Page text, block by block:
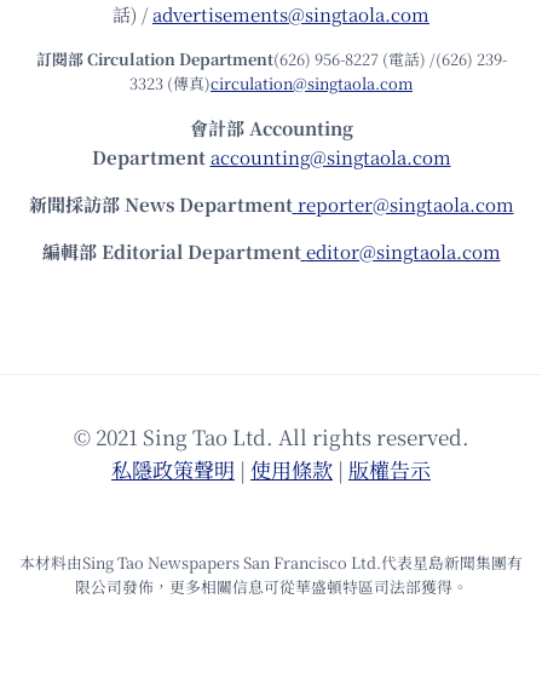
話) /advertisements@singtaola.com
訂閱部 Circulation Department(626) 956-8227 (電話) /(626) 239-
3323 (傳真)circulation@singtaola.com
會計部 Accounting
Department accounting@singtaola.com
新聞採訪部 News Department reporter@singtaola.com
編輯部 Editorial Department editor@singtaola.com
© 2021 Sing Tao Ltd. All rights reserved.
私隱政策聲明 | 使⽤條款 | 版權告⽰
本材料由Sing Tao Newspapers San Francisco Ltd.代表星島新聞集團有
限公司發佈，更多相關信息可從華盛頓特區司法部獲得。